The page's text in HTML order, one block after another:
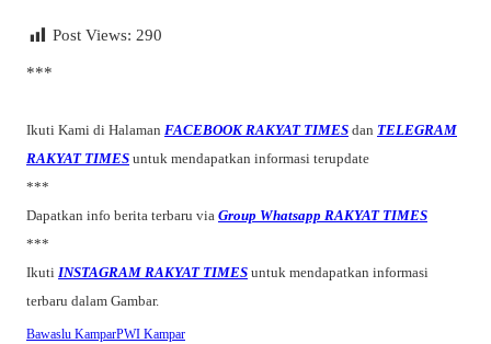
Post Views: 290
***
Ikuti Kami di Halaman FACEBOOK RAKYAT TIMES dan TELEGRAM
RAKYAT TIMES untuk mendapatkan informasi terupdate
***
Dapatkan info berita terbaru via Group Whatsapp RAKYAT TIMES
***
Ikuti INSTAGRAM RAKYAT TIMES untuk mendapatkan informasi
terbaru dalam Gambar.
Bawaslu KamparPWI Kampar